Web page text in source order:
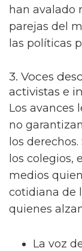
han avalado
parejas del
las políticas
3. Voces
activistas e
Los avances
no
los
los colegios,
medios
cotidiana de
quienes
La voz